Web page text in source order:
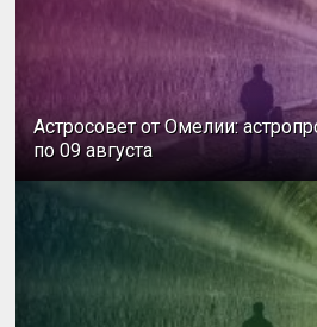
Астросовет от Омелии:
по 09 августа